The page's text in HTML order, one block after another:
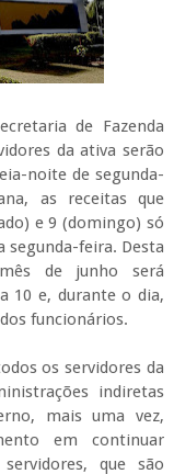
de Fazenda
da ativa serão
noite de segunda-
as receitas que
e 9 (domingo) só
segunda-feira. Desta
de junho será
10 e, durante o dia,
funcionários.
os servidores da
indiretas
mais uma vez,
em continuar
que são